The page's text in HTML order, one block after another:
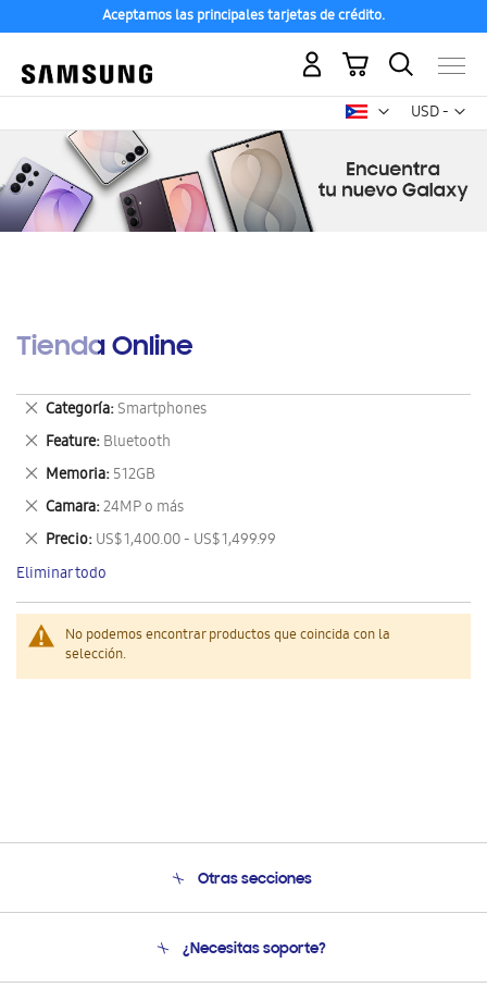
Aceptamos las principales tarjetas de crédito.
USD -
dólar
Mi carrito
Tienda Online
No podemos encontrar productos que coincida con la
selección.
Categoría Smartphones
Eliminar
este
artículo
Feature Bluetooth
Eliminar
este
artículo
Memoria 512GB
Eliminar
este
artículo
Camara 24MP o más
Eliminar
este
artículo
Precio US$ 1,400.00 - US$ 1,499.99
Eliminar
este
artículo
Eliminar todo
Otras secciones
Soporte
¿Necesitas soporte?